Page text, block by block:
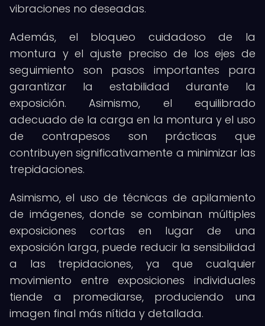
vibraciones no deseadas.
Además, el bloqueo cuidadoso de la
montura y el ajuste preciso de los ejes de
seguimiento son pasos importantes para
garantizar la estabilidad durante la
exposición. Asimismo, el equilibrado
adecuado de la carga en la montura y el uso
de contrapesos son prácticas que
contribuyen significativamente a minimizar las
trepidaciones.
Asimismo, el uso de técnicas de apilamiento
de imágenes, donde se combinan múltiples
exposiciones cortas en lugar de una
exposición larga, puede reducir la sensibilidad
a las trepidaciones, ya que cualquier
movimiento entre exposiciones individuales
tiende a promediarse, produciendo una
imagen final más nítida y detallada.